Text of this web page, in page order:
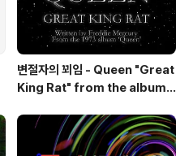
변절자의 꾀임 - Queen "Great
King Rat" from the album